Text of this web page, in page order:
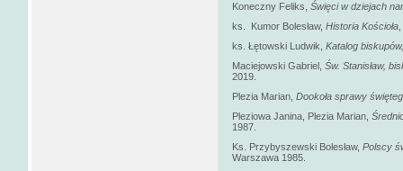
Koneczny Feliks, Święci w dziejach
ks. Kumor Bolesław, Historia Kościoła
ks. Łętowski Ludwik, Katalog
Maciejowski Gabriel, Św. Stanisław,
2019.
Plezia Marian, Dookoła sprawy
Pleziowa Janina, Plezia Marian,
1987.
Ks. Przybyszewski Bolesław, Polscy
Warszawa 1985.